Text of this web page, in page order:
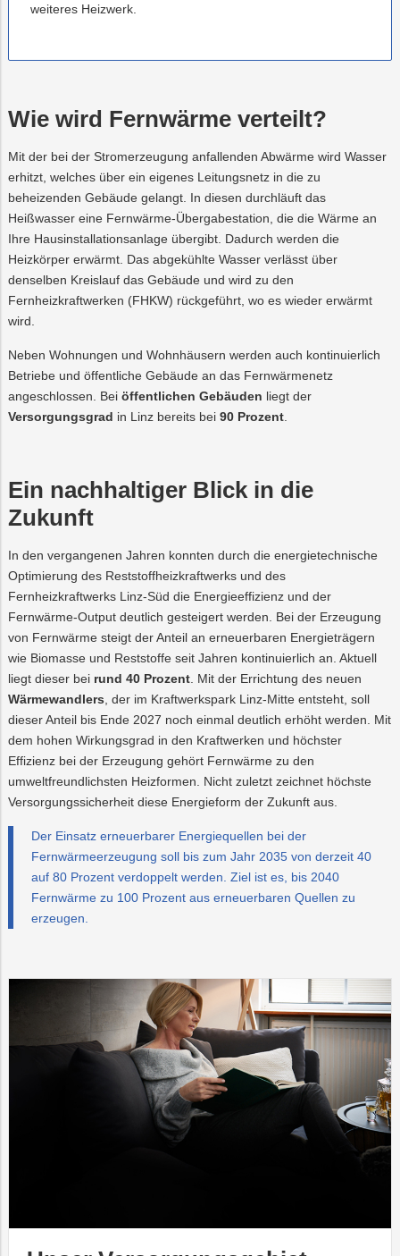
weiteres Heizwerk.
Wie wird Fernwärme verteilt?
Mit der bei der Stromerzeugung anfallenden Abwärme wird Wasser
erhitzt, welches über ein eigenes Leitungsnetz in die zu
beheizenden Gebäude gelangt. In diesen durchläuft das
Heißwasser eine Fernwärme-Übergabestation, die die Wärme an
Ihre Hausinstallationsanlage übergibt. Dadurch werden die
Heizkörper erwärmt. Das abgekühlte Wasser verlässt über
denselben Kreislauf das Gebäude und wird zu den
Fernheizkraftwerken (FHKW) rückgeführt, wo es wieder erwärmt
wird.
Neben Wohnungen und Wohnhäusern werden auch kontinuierlich
Betriebe und öffentliche Gebäude an das Fernwärmenetz
angeschlossen. Bei öffentlichen Gebäuden liegt der
Versorgungsgrad in Linz bereits bei 90 Prozent.
Ein nachhaltiger Blick in die
Zukunft
In den vergangenen Jahren konnten durch die energietechnische
Optimierung des Reststoffheizkraftwerks und des
Fernheizkraftwerks Linz-Süd die Energieeffizienz und der
Fernwärme-Output deutlich gesteigert werden. Bei der Erzeugung
von Fernwärme steigt der Anteil an erneuerbaren Energieträgern
wie Biomasse und Reststoffe seit Jahren kontinuierlich an. Aktuell
liegt dieser bei rund 40 Prozent. Mit der Errichtung des neuen
Wärmewandlers, der im Kraftwerkspark Linz-Mitte entsteht, soll
dieser Anteil bis Ende 2027 noch einmal deutlich erhöht werden. Mit
dem hohen Wirkungsgrad in den Kraftwerken und höchster
Effizienz bei der Erzeugung gehört Fernwärme zu den
umweltfreundlichsten Heizformen. Nicht zuletzt zeichnet höchste
Versorgungssicherheit diese Energieform der Zukunft aus.
Der Einsatz erneuerbarer Energiequellen bei der
Fernwärmeerzeugung soll bis zum Jahr 2035 von derzeit 40
auf 80 Prozent verdoppelt werden. Ziel ist es, bis 2040
Fernwärme zu 100 Prozent aus erneuerbaren Quellen zu
erzeugen.